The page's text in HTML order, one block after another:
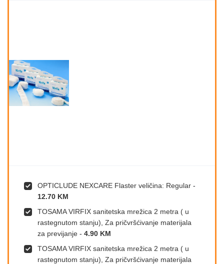
OPTICLUDE NEXCARE Flaster veličina: Regular -
12.70 KM
TOSAMA VIRFIX sanitetska mrežica 2 metra ( u
rastegnutom stanju), Za pričvršćivanje materijala
za previjanje - 4.90 KM
TOSAMA VIRFIX sanitetska mrežica 2 metra ( u
rastegnutom stanju), Za pričvršćivanje materijala